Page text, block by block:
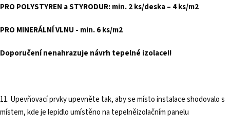
PRO POLYSTYREN a STYRODUR: min. 2 ks/deska – 4 ks/m2
PRO MINERÁLNÍ VLNU - min. 6 ks/m2
Doporučení nenahrazuje návrh tepelné izolace!!
11. Upevňovací prvky upevněte tak, aby se místo instalace shodovalo s
místem, kde je lepidlo umístěno na tepelněizolačním panelu